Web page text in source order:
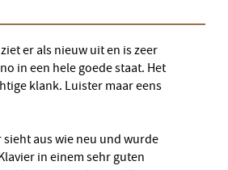
er als nieuw uit en is zeer
in een hele goede staat. Het
klank. Luister maar eens
sieht aus wie neu und wurde
in einem sehr guten